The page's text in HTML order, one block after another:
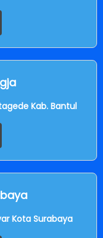
Kab. Bantul
Kota Surabaya